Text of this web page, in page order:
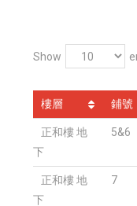
Show
樓層
鋪號
正和樓 地
下
5&6
正和樓 地
下
7